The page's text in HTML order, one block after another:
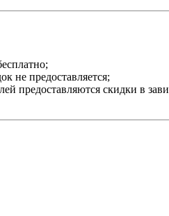
не предоставляется;
предоставляются скидки в